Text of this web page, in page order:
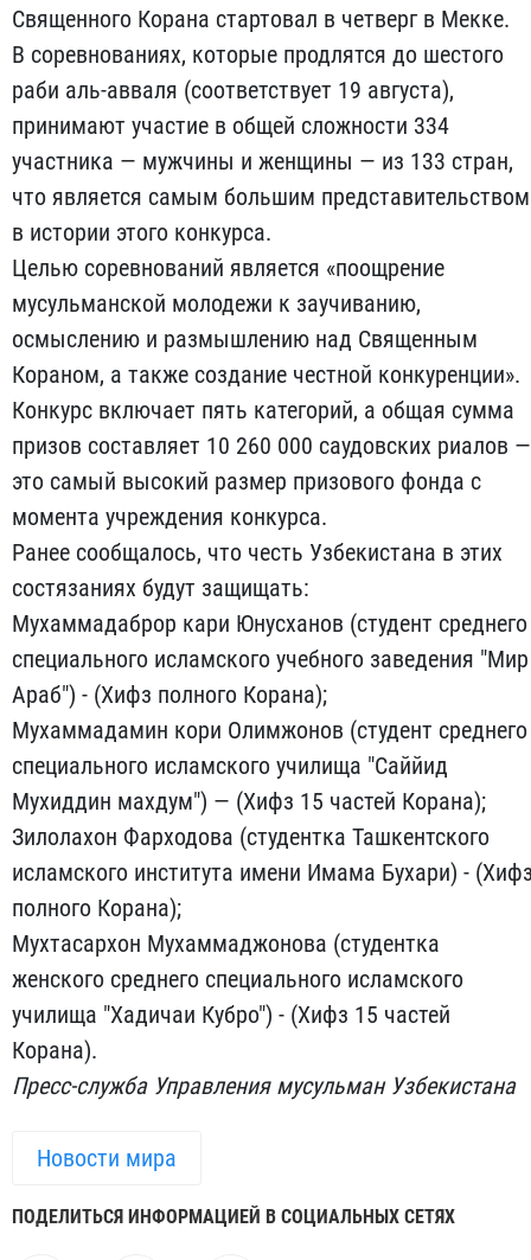
Священного Корана стартовал в четверг в Мекке.
В соревнованиях, которые продлятся до шестого
раби аль-авваля (соответствует 19 августа),
принимают участие в общей сложности 334
участника — мужчины и женщины — из 133 стран,
что является самым большим представительством
в истории этого конкурса.
Целью соревнований является «поощрение
мусульманской молодежи к заучиванию,
осмыслению и размышлению над Священным
Кораном, а также создание честной конкуренции».
Конкурс включает пять категорий, а общая сумма
призов составляет 10 260 000 саудовских риалов —
это самый высокий размер призового фонда с
момента учреждения конкурса.
Ранее сообщалось, что честь Узбекистана в этих
состязаниях будут защищать:
Мухаммадаброр кари Юнусханов (студент среднего
специального исламского учебного заведения "Мир
Араб") - (Хифз полного Корана);
Мухаммадамин кори Олимжонов (студент среднего
специального исламского училища "Саййид
Мухиддин махдум") — (Хифз 15 частей Корана);
Зилолахон Фарходова (студентка Ташкентского
исламского института имени Имама Бухари) -
полного Корана);
Мухтасархон Мухаммаджонова (студентка
женского среднего специального исламского
училища "Хадичаи Кубро") - (Хифз 15 частей
Корана).
Пресс-служба Управления мусульман Узбекистана
Новости мира
ПОДЕЛИТЬСЯ ИНФОРМАЦИЕЙ В СОЦИАЛЬНЫХ СЕТЯХ